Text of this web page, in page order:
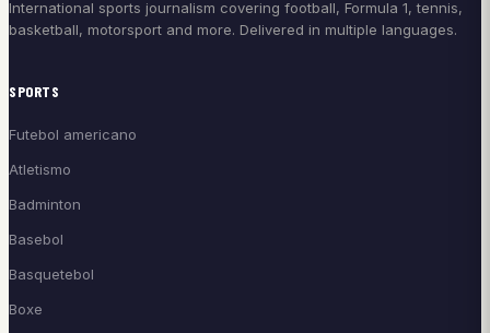
International sports journalism covering football, Formula 1, tennis,
basketball, motorsport and more. Delivered in multiple languages.
SPORTS
Futebol americano
Atletismo
Badminton
Basebol
Basquetebol
Boxe